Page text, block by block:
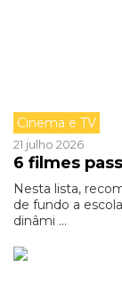
Cinema e TV
21 julho 2026
6 filmes
Nesta lista,
de fundo a
dinâmi ...